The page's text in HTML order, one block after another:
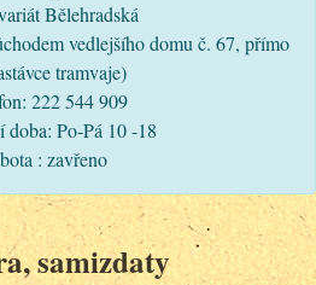
Bělehradská
vedlejšího domu č. 67, přímo
tramvaje)
222 544 909
doba: Po-Pá 10 -18
: zavřeno
samizdaty